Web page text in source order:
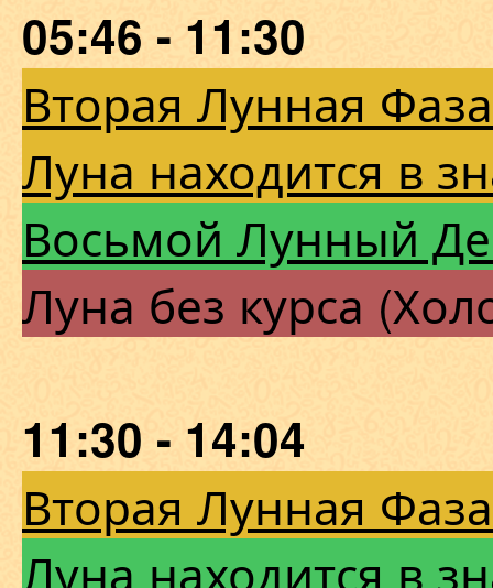
05:46 - 11:30
Вторая Лунная
Луна находится в
Восьмой Лунный
Луна без курса
11:30 - 14:04
Вторая Лунная
Луна находится в